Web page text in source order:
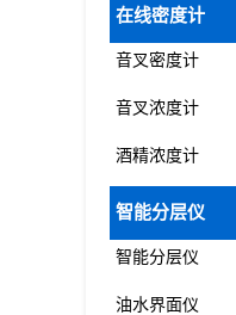
在线密度计
音叉密度计
音叉浓度计
酒精浓度计
智能分层仪
智能分层仪
油水界面仪